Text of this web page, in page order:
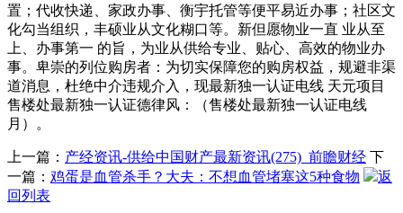
置；代收快递、家政办事、衡宇托管等便平易近办事；社区文
化勾当组织，丰硕业从文化糊口等。新但愿物业一直 业从至
上、办事第一 的旨，为业从供给专业、贴心、高效的物业办
事。卑崇的列位购房者：为切实保障您的购房权益，规避非渠
道消息，杜绝中介违规介入，现最新独一认证电线 天元项目
售楼处最新独一认证德律风：（售楼处最新独一认证电线
月）。
上一篇： 产经资讯-供给中国财产最新资讯(275)_前瞻财经 下
一篇： 鸡蛋是血管杀手？大夫：不想血管堵塞这5种食物
返
回列表